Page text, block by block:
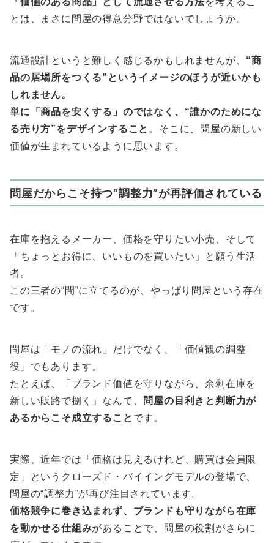
とは、まさに問屋の得意分野ではないでしょうか。
流通設計というと難しく感じるかもしれませんが、 “商
品の居場所をつくる”というイメージのほうが近いかも
しれません。
単に「商品を安くする」のではなく、“誰かのためにな
る売り方”をデザインすること 。そこに、問屋の新しい
価値が生まれているように思います。
問屋だからこそ持つ“調整力”が再評価されている
在庫を抱えるメーカー、価格を守りたい小売、そして
「ちょっとお得に、いいものを買いたい」と願う生活
者。
この三者の“間”に立てるのが、やっぱり問屋という存在
です。
問屋は「モノの流れ」だけでなく、「価値観の調整
役」でもあります。
たとえば、「ブランド価値を守りながら、余剰在庫を
新しい販路で捌く」なんて、 問屋の目利きと判断力が
あるからこそ成立すること です。
実際、近年では「価格は見えるけれど、購買は会員限
定」というクローズド・バイイングモデルの登場で、
問屋の“調整力”が再び注目されています。
価格競争に巻き込まれず、ブランドも守りながら在庫
を動かせる仕組みがあることで、問屋の役割がさらに